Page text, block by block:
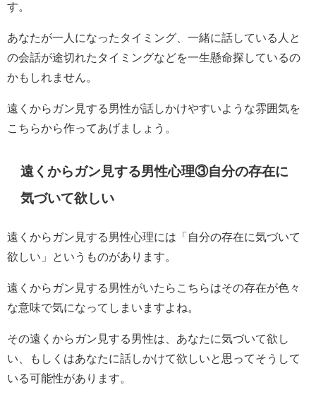
す。
あなたが一人になったタイミング、一緒に話している人と
の会話が途切れたタイミングなどを一生懸命探しているの
かもしれません。
遠くからガン見する男性が話しかけやすいような雰囲気を
こちらから作ってあげましょう。
遠くからガン見する男性心理③自分の存在に
気づいて欲しい
遠くからガン見する男性心理には「自分の存在に気づいて
欲しい」というものがあります。
遠くからガン見する男性がいたらこちらはその存在が色々
な意味で気になってしまいますよね。
その遠くからガン見する男性は、あなたに気づいて欲し
い、もしくはあなたに話しかけて欲しいと思ってそうして
いる可能性があります。